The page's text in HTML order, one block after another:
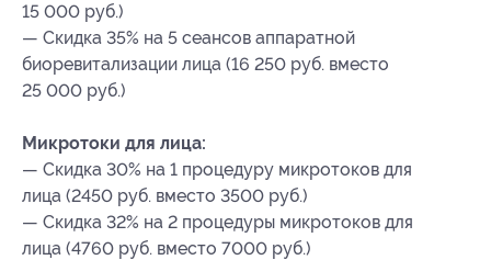
15 000 руб.)
— Скидка 35% на 5 сеансов аппаратной
биоревитализации лица (16 250 руб. вместо
25 000 руб.)
Микротоки для лица:
— Скидка 30% на 1 процедуру микротоков для
лица (2450 руб. вместо 3500 руб.)
— Скидка 32% на 2 процедуры микротоков для
лица (4760 руб. вместо 7000 руб.)